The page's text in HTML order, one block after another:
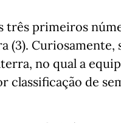
três primeiros
(3). Curiosamente,
no qual a
classificação de